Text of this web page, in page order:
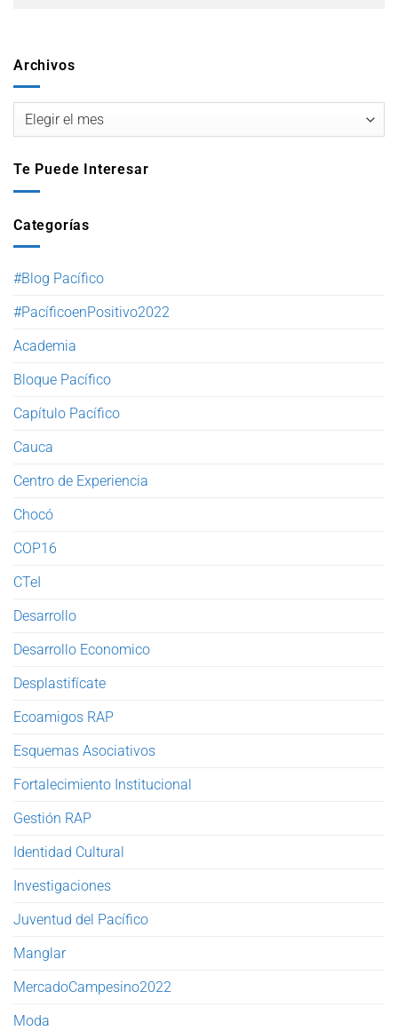
Archivos
Te Puede Interesar
Categorías
#Blog Pacífico
#PacíficoenPositivo2022
Academia
Bloque Pacífico
Capítulo Pacífico
Cauca
Centro de Experiencia
Chocó
COP16
CTeI
Desarrollo
Desarrollo Economico
Desplastifícate
Ecoamigos RAP
Esquemas Asociativos
Fortalecimiento Institucional
Gestión RAP
Identidad Cultural
Investigaciones
Juventud del Pacífico
Manglar
MercadoCampesino2022
Moda